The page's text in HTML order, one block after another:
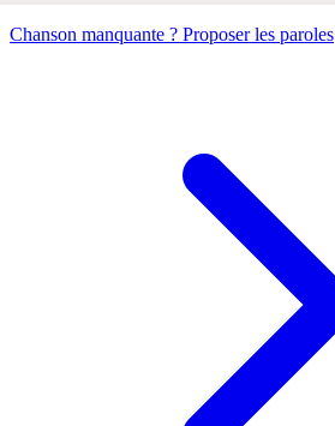
Chanson manquante ? Proposer les paroles